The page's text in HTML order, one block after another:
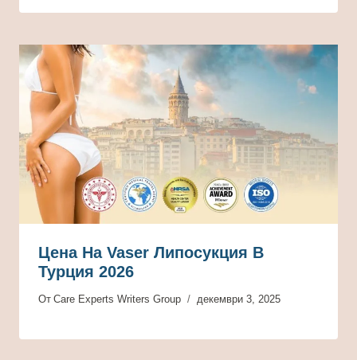
Цена На Vaser Липосукция В
Турция 2026
От Care Experts Writers Group декември 3, 2025